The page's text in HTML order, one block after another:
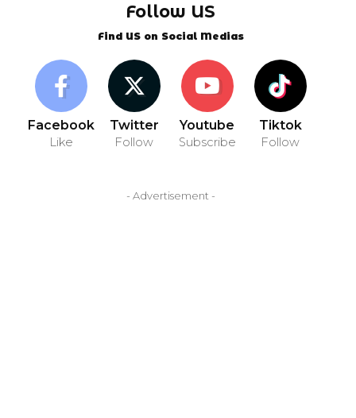
Follow US
Find US on Social Medias
Facebook
Like
Twitter
Follow
Youtube
Subscribe
Tiktok
Follow
- Advertisement -